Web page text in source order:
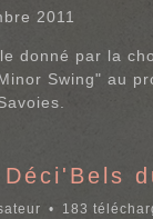
2011
donné par la
Swing" au
183